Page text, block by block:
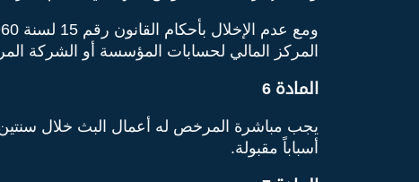
المركز المالي لحسابات المؤسسة أو الشركة
المادة 6
يجب مباشرة المرخص له أعمال البث خلال
أسباباً مقبولة.